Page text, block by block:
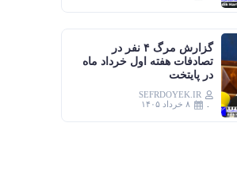
گزارش مرگ ۴ نفر در
تصادفات هفته اول خرداد ماه
در پایتخت
SEFRDOYEK.IR
۸ خرداد ۱۴۰۵